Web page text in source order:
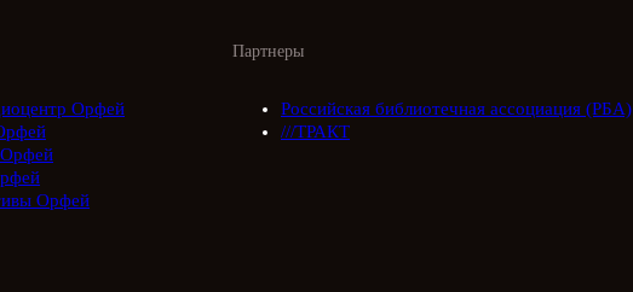
Орфей
Орфей
Партнеры
Российская библиотечная ассоциация (РБА)
///ТРАКТ